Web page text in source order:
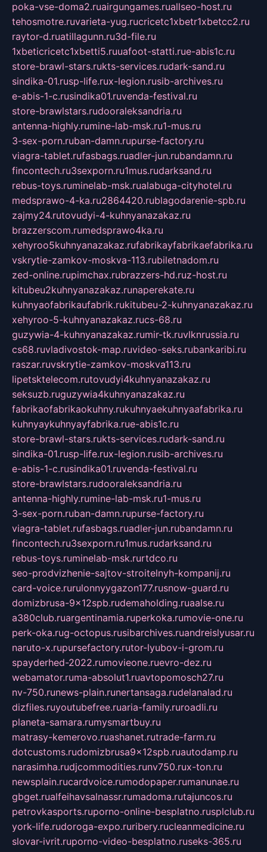
poka-vse-doma2.ruairgungames.ruallseo-host.ru
tehosmotre.ruvarieta-yug.rucricetc1xbetr1xbetcc2.ru
raytor-d.ruatillagunn.ru3d-file.ru
1xbeticricetc1xbetti5.ruuafoot-statti.rue-abis1c.ru
store-brawl-stars.rukts-services.rudark-sand.ru
sindika-01.rusp-life.rux-legion.rusib-archives.ru
e-abis-1-c.rusindika01.ruvenda-festival.ru
store-brawlstars.rudooraleksandria.ru
antenna-highly.rumine-lab-msk.ru1-mus.ru
3-sex-porn.ruban-damn.rupurse-factory.ru
viagra-tablet.rufasbags.ruadler-jun.rubandamn.ru
fincontech.ru3sexporn.ru1mus.rudarksand.ru
rebus-toys.ruminelab-msk.rualabuga-cityhotel.ru
medsprawo-4-ka.ru2864420.rublagodarenie-spb.ru
zajmy24.rutovudyi-4-kuhnyanazakaz.ru
brazzerscom.rumedsprawo4ka.ru
xehyroo5kuhnyanazakaz.rufabrikayfabrikaefabrika.ru
vskrytie-zamkov-moskva-113.rubiletnadom.ru
zed-online.rupimchax.rubrazzers-hd.ruz-host.ru
kitubeu2kuhnyanazakaz.runaperekate.ru
kuhnyaofabrikaufabrik.rukitubeu-2-kuhnyanazakaz.ru
xehyroo-5-kuhnyanazakaz.rucs-68.ru
guzywia-4-kuhnyanazakaz.rumir-tk.ruvlknrussia.ru
cs68.ruvladivostok-map.ruvideo-seks.rubankaribi.ru
raszar.ruvskrytie-zamkov-moskva113.ru
lipetsktelecom.rutovudyi4kuhnyanazakaz.ru
seksuzb.ruguzywia4kuhnyanazakaz.ru
fabrikaofabrikaokuhny.rukuhnyaekuhnyaafabrika.ru
kuhnyaykuhnyayfabrika.rue-abis1c.ru
store-brawl-stars.rukts-services.rudark-sand.ru
sindika-01.rusp-life.rux-legion.rusib-archives.ru
e-abis-1-c.rusindika01.ruvenda-festival.ru
store-brawlstars.rudooraleksandria.ru
antenna-highly.rumine-lab-msk.ru1-mus.ru
3-sex-porn.ruban-damn.rupurse-factory.ru
viagra-tablet.rufasbags.ruadler-jun.rubandamn.ru
fincontech.ru3sexporn.ru1mus.rudarksand.ru
rebus-toys.ruminelab-msk.rurtdco.ru
seo-prodvizhenie-sajtov-stroitelnyh-kompanij.ru
card-voice.rurulonnyygazon177.rusnow-guard.ru
domizbrusa-9x12spb.rudemaholding.ruaalse.ru
a380club.ruargentinamia.ruperkoka.rumovie-one.ru
perk-oka.rug-octopus.rusibarchives.ruandreislyusar.ru
naruto-x.rupursefactory.rutor-lyubov-i-grom.ru
spayderhed-2022.rumovieone.ruevro-dez.ru
webamator.ruma-absolut1.ruavtopomosch27.ru
nv-750.runews-plain.runertansaga.rudelanalad.ru
dizfiles.ruyoutubefree.ruaria-family.ruroadli.ru
planeta-samara.rumysmartbuy.ru
matrasy-kemerovo.ruashanet.rutrade-farm.ru
dotcustoms.rudomizbrusa9x12spb.ruautodamp.ru
narasimha.rudjcommodities.runv750.rux-ton.ru
newsplain.rucardvoice.rumodopaper.rumanunae.ru
gbget.rualfeihavsalnassr.rumadoma.rutajuncos.ru
petrovkasports.ruporno-online-besplatno.rusplclub.ru
york-life.rudoroga-expo.ruribery.rucleanmedicine.ru
slovar-ivrit.ruporno-video-besplatno.ruseks-365.ru